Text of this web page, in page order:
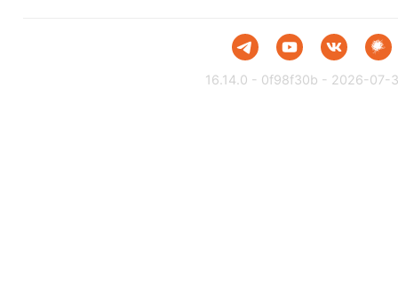
16.14.0 - 0f98f30b - 2026-07-